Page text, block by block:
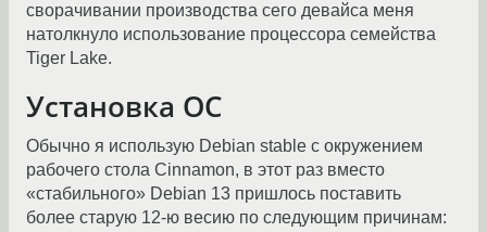
сворачивании производства сего девайса меня
натолкнуло использование процессора семейства
Tiger Lake.
Установка ОС
Обычно я использую Debian stable с окружением
рабочего стола Cinnamon, в этот раз вместо
«стабильного» Debian 13 пришлось поставить
более старую 12-ю весию по следующим причинам: